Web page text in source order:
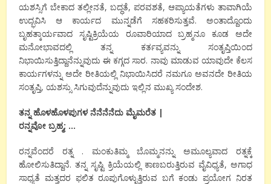
ಯಶಸ್ಸಿಗೆ ಬೇಕಾದ ತಲ್ಲೀನತೆ, ಬದ್ಧತೆ, ಪರವಶತೆ, ಆಪ್ಯಾಯತೆಗಳು ತಾವಾಗಿಯೆ
ಉದ್ಭವಿಸಿ ಆ ಕಾರ್ಯದ ಮುನ್ನಡೆಗೆ ಸಹಕರಿಸುತ್ತವೆ. ಅಂತಾದ್ದೊಂದು
ಬೃಹತ್ಕಾರ್ಯವಾದ ಸೃಷ್ಟಿಕ್ರಿಯೆಯ ರೂವಾರಿಯಾದ ಬ್ರಹ್ಮನೂ ಕೂಡ ಅದೇ
ಮನೋಭಾವದಲ್ಲಿ ತನ್ನ ಕರ್ತವ್ಯವನ್ನು ಸಂತೃಪ್ತಿಯಿಂದ
ನಿಭಾಯಿಸುತ್ತಿದ್ದಾನೆನ್ನುವುದು ಈ ಕಗ್ಗದ ಸಾರ. ನಾವು ಮಾಡುವ ಯಾವುದೇ ಕೆಲಸ
ಕಾರ್ಯಗಳನ್ನು ಅದೇ ರೀತಿಯಲ್ಲಿ ನಿಭಾಯಿಸಿದರೆ ನಮಗೂ ಅವನದೇ ರೀತಿಯ
ಸಂತೃಪ್ತಿ, ಯಶಸ್ಸು ಸಿಗುವುದೆನ್ನುವುದು ಇಲ್ಲಿನ ಮುಖ್ಯ ಸಂದೇಶ.
ತನ್ನ ಹೊಳಹೊಳಪುಗಳ ನೆನೆನೆನೆದು ಮೈಮರೆತ |
ರನ್ನವೋ ಬ್ರಹ್ಮ; …
ರನ್ನವೆಂದರೆ ರತ್ನ . ಮಂಕುತಿಮ್ಮ ಬೊಮ್ಮನನ್ನು ಅಮೂಲ್ಯವಾದ ರತ್ನಕ್ಕೆ
ಹೋಲಿಸುತಿದ್ದಾನೆ. ತನ್ನ ಸೃಷ್ಟಿ ಕ್ರಿಯೆಯಲ್ಲಿ ಕಾಣಬರುತ್ತಿರುವ ವೈವಿಧ್ಯತೆ, ಅಗಾಧ
ಸಾಧ್ಯತೆ ಮತ್ತದರ ಫಲಿತ ರೂಪುಗೊಳ್ಳುತ್ತಿರುವ ಬಗೆ ಕಂಡು ಪ್ರಯೋಗ ನಿರತ